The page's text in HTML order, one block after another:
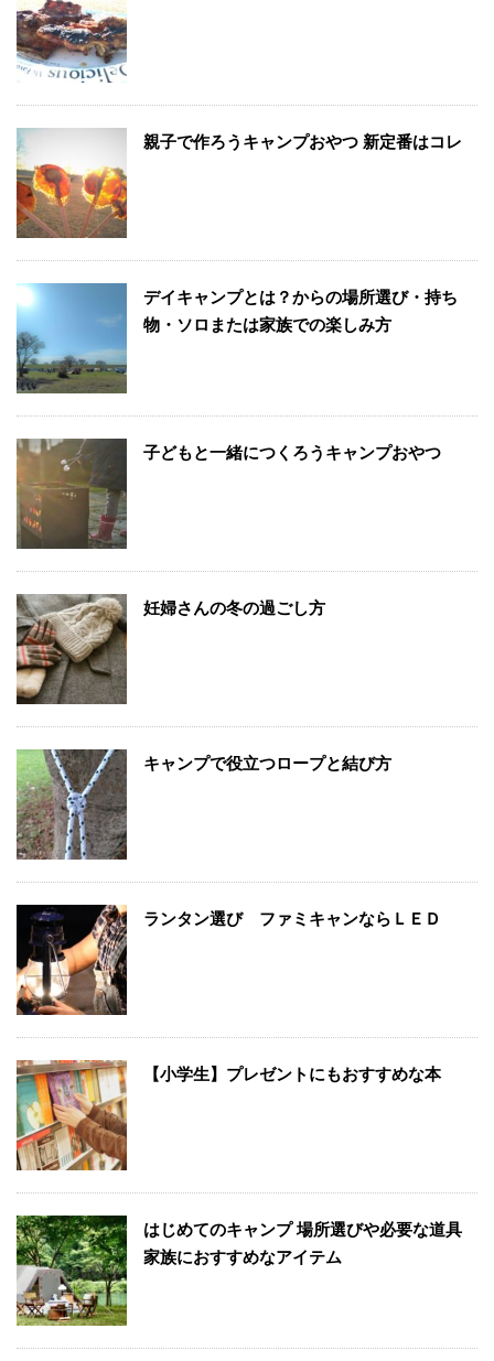
親子で作ろうキャンプおやつ 新定番はコレ
デイキャンプとは？からの場所選び・持ち
物・ソロまたは家族での楽しみ方
子どもと一緒につくろうキャンプおやつ
妊婦さんの冬の過ごし方
キャンプで役立つロープと結び方
ランタン選び ファミキャンならＬＥＤ
【小学生】プレゼントにもおすすめな本
はじめてのキャンプ 場所選びや必要な道具
家族におすすめなアイテム